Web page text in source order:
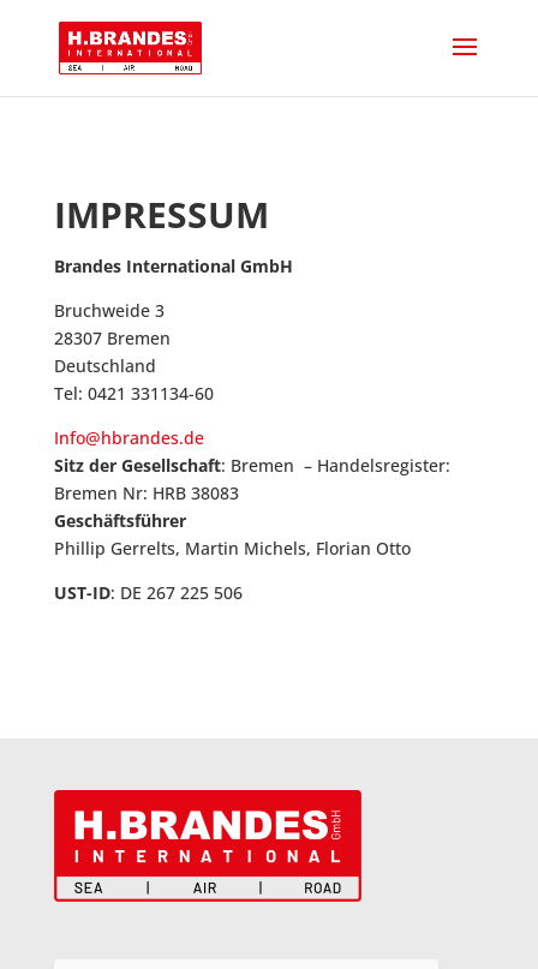
IMPRESSUM
Brandes International GmbH
Bruchweide 3
28307 Bremen
Deutschland
Tel: 0421 331134-60
Info@hbrandes.de
Sitz der Gesellschaft: Bremen – Handelsregister:
Bremen Nr: HRB 38083
Geschäftsführer
Phillip Gerrelts, Martin Michels, Florian Otto
UST-ID: DE 267 225 506